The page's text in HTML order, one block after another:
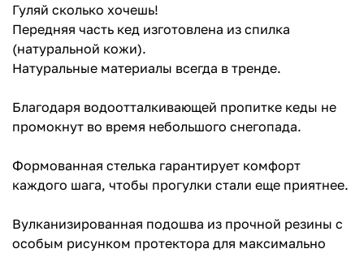
Гуляй сколько хочешь!
Передняя часть кед изготовлена из спилка
(натуральной кожи).
Натуральные материалы всегда в тренде.
Благодаря водоотталкивающей пропитке кеды не
промокнут во время небольшого снегопада.
Формованная стелька гарантирует комфорт
каждого шага, чтобы прогулки стали еще приятнее.
Вулканизированная подошва из прочной резины с
особым рисунком протектора для максимально